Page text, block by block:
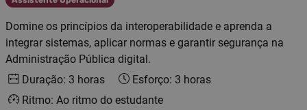
Categoria
Domine os princípios da interoperabilidade e aprenda a
integrar sistemas, aplicar normas e garantir segurança na
Administração Pública digital.
Duração: 3 horas
Esforço: 3 horas
Ritmo: Ao ritmo do estudante